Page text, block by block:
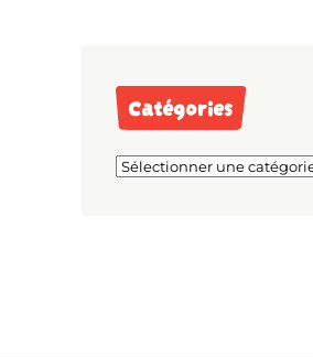
Catégories